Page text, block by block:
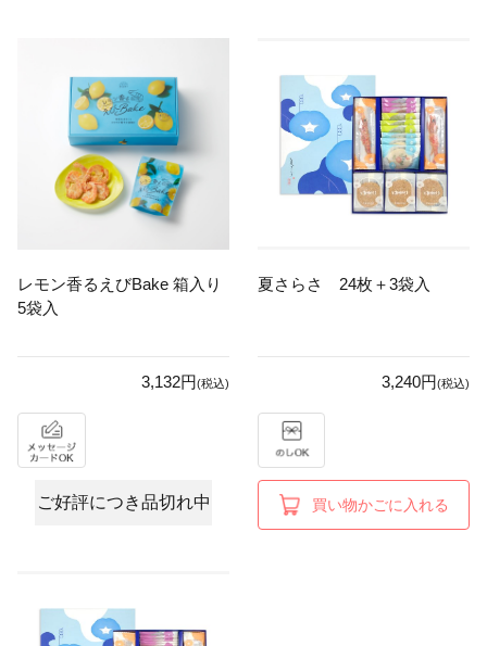
レモン香るえびBake 箱入り
5袋入
3,132円(税込)
ご好評につき品切れ中
夏さらさ 24枚＋3袋入
3,240円(税込)
買い物かごに入れる